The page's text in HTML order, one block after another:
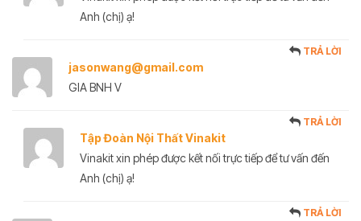
Anh (chị) ạ!
jasonwang@gmail.com
TRẢ LỜI
GIA BNH V
Tập Đoàn Nội Thất Vinakit
TRẢ LỜI
Vinakit xin phép được kết nối trực tiếp để tư vấn đến
Anh (chị) ạ!
TRẢ LỜI